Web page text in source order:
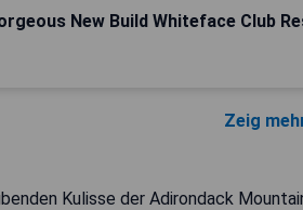
New Build Whiteface Club
Zeig
Kulisse der Adirondack